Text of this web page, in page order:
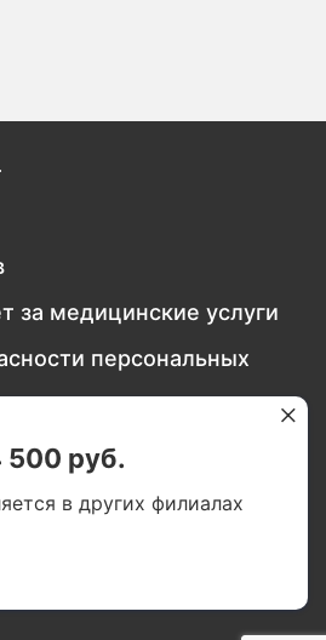
500 руб.
в других филиалах
за медицинские услуги
персональных
в службу качества